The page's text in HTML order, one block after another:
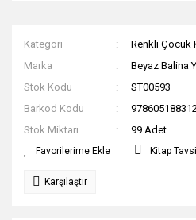
Kategori
Renkli Çocuk
Marka
Beyaz Balina
Stok Kodu
ST00593
Barkod Kodu
Stok Miktarı
99 Adet
Kitap
Karşılaştır